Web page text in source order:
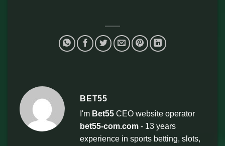
BET55
I'm Bet55 CEO website operator
bet55-com.com - 13 years
experience in sports betting, slots,